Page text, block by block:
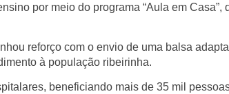
por meio do programa “Aula em Casa”,
reforço com o envio de uma balsa
à população ribeirinha.
beneficiando mais de 35 mil